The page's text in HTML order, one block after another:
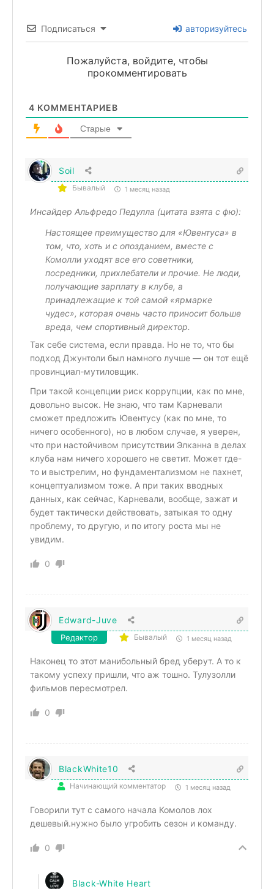
Подписаться авторизуйтесь
Пожалуйста, войдите, чтобы
прокомментировать
4 КОММЕНТАРИЕВ
Старые
Soil
Бывалый 1 месяц назад
Инсайдер Альфредо Педулла (цитата взята с фю):
Настоящее преимущество для «Ювентуса» в
том, что, хоть и с опозданием, вместе с
Комолли уходят все его советники,
посредники, прихлебатели и прочие. Не люди,
получающие зарплату в клубе, а
принадлежащие к той самой «ярмарке
чудес», которая очень часто приносит больше
вреда, чем спортивный директор.
Так себе система, если правда. Но не то, что бы
подход Джунтоли был намного лучше — он тот ещё
провинциал-мутиловщик.
При такой концепции риск коррупции, как по мне,
довольно высок. Не знаю, что там Карневали
сможет предложить Ювентусу (как по мне, то
ничего особенного), но в любом случае, я уверен,
что при настойчивом присутствии Элканна в делах
клуба нам ничего хорошего не светит. Может где-
то и выстрелим, но фундаментализмом не пахнет,
концептуализмом тоже. А при таких вводных
данных, как сейчас, Карневали, вообще, зажат и
будет тактически действовать, затыкая то одну
проблему, то другую, и по итогу роста мы не
увидим.
0
Edward-Juve
Редактор Бывалый 1 месяц назад
Наконец то этот манибольный бред уберут. А то к
такому успеху пришли, что аж тошно. Тулузолли
фильмов пересмотрел.
0
BlackWhite10
Начинающий комментатор 1 месяц назад
Говорили тут с самого начала Комолов лох
дешевый.нужно было угробить сезон и команду.
0
Black-White Heart